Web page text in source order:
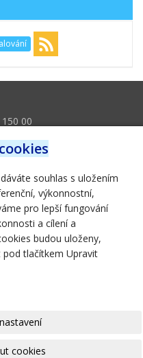
00
Mapa webu
souhlas s uložením
výkonnostní,
pro lepší fungování
a cílení a
budou uloženy,
tlačítkem Upravit
cookies